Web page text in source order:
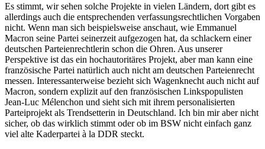
Es stimmt, wir sehen solche Projekte in vielen Ländern, dort gibt es
allerdings auch die entsprechenden verfassungsrechtlichen Vorgaben
nicht. Wenn man sich beispielsweise anschaut, wie Emmanuel
Macron seine Partei seinerzeit aufgezogen hat, da schlackern einer
deutschen Parteienrechtlerin schon die Ohren. Aus unserer
Perspektive ist das ein hochautoritäres Projekt, aber man kann eine
französische Partei natürlich auch nicht am deutschen Parteienrecht
messen. Interessanterweise bezieht sich Wagenknecht auch nicht auf
Macron, sondern explizit auf den französischen Linkspopulisten
Jean-Luc Mélenchon und sieht sich mit ihrem personalisierten
Parteiprojekt als Trendsetterin in Deutschland. Ich bin mir aber nicht
sicher, ob das wirklich stimmt oder ob im BSW nicht einfach ganz
viel alte Kaderpartei à la DDR steckt.